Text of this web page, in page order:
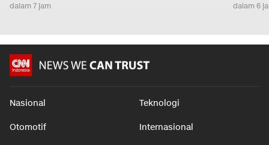
dalam 7 jam dalam 6
Nasional Teknologi
Otomotif Internasional